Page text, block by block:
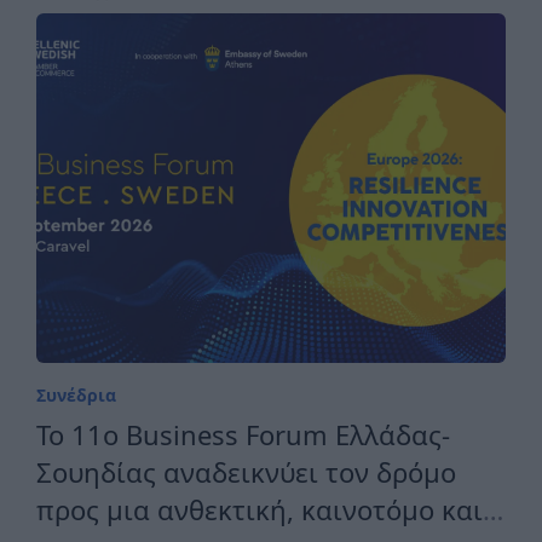
Συνέδρια
Το 11ο Business Forum Ελλάδας-
Σουηδίας αναδεικνύει τον δρόμο
προς μια ανθεκτική, καινοτόμο και